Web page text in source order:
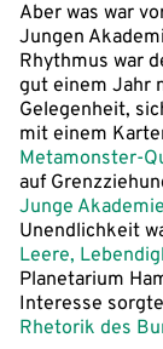
Aber was war
Jungen
Rhythmus war
gut einem Jahr
Gelegenheit,
mit einem
Metamonster-
auf
Junge
Unendlichkeit
Leere,
Planetarium
Interesse
Rhetorik des